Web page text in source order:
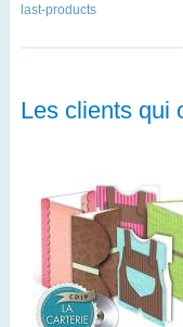
last-products
Les clients qui